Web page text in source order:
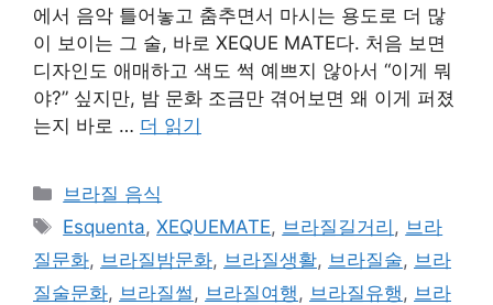
에서 음악 틀어놓고 춤추면서 마시는 용도로 더 많
이 보이는 그 술, 바로 XEQUE MATE다. 처음 보면
디자인도 애매하고 색도 썩 예쁘지 않아서 “이게 뭐
야?” 싶지만, 밤 문화 조금만 겪어보면 왜 이게 퍼졌
는지 바로 … 더 읽기
카
테
리
브라질 음식
태
그
Esquenta,XEQUEMATE, 브라질길거리 , 브라
질문화, 브라질밤문화, 브라질생활, 브라질술, 브라
질술문화, 브라질썰 , 브라질여행 , 브라질유행 , 브라